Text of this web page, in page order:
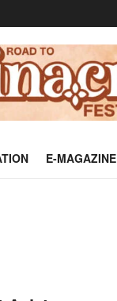
E-MAGAZINE